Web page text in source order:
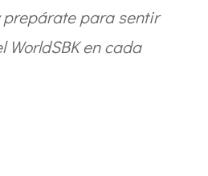
para sentir
en cada